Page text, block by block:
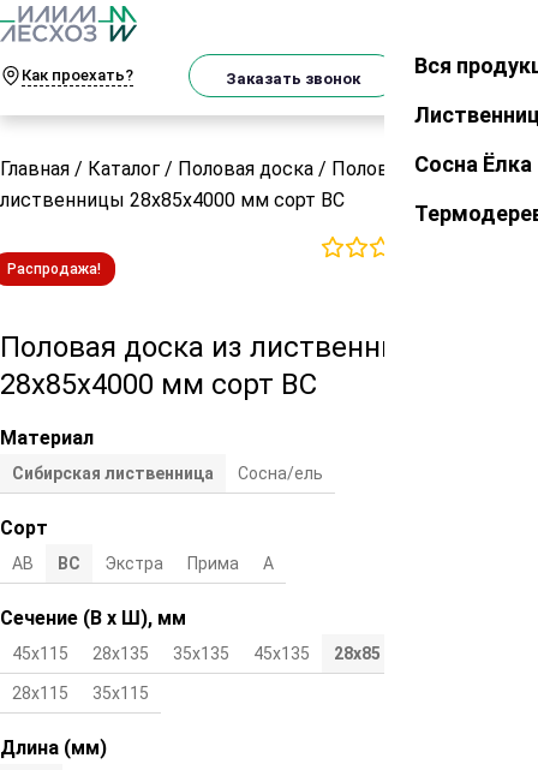
Как проехать? Заказать звонок Закрыть
Вся
Сосна Ёлка
Главная / Каталог / Половая доска / Половая доска из
лиственницы 28х85х4000 мм сорт ВС
Распродажа!
Половая доска из лиственницы
28х85х4000 мм сорт ВС
Материал
Сибирская лиственница Сосна/ель
Сорт
АВ ВС Экстра Прима А
Сечение (В х Ш), мм
45х115 28х135 35х135 45х135 28х85
28х115 35х115
Длина (мм)